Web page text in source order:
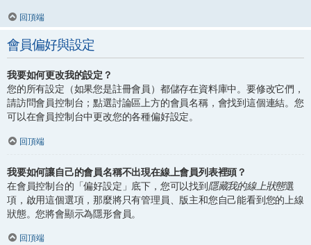
回頂端
會員偏好與設定
我要如何更改我的設定？
您的所有設定（如果您是註冊會員）都儲存在資料庫中。要修改它們，
請訪問會員控制台；點選討論區上方的會員名稱，會找到這個連結。您
可以在會員控制台中更改您的各種偏好設定。
回頂端
我要如何讓自己的會員名稱不出現在線上會員列表裡頭？
在會員控制台的「偏好設定」底下，您可以找到隱藏我的線上狀態選
項，啟用這個選項，那麼將只有管理員、版主和您自己能看到您的上線
狀態。您將會顯示為隱形會員。
回頂端